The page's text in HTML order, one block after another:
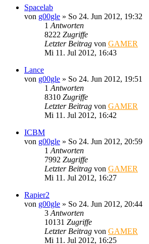
Spacelab
von g00gle » So 24. Jun 2012, 19:32
1 Antworten
8222 Zugriffe
Letzter Beitrag von GAMER
Mi 11. Jul 2012, 16:43
Lance
von g00gle » So 24. Jun 2012, 19:51
1 Antworten
8310 Zugriffe
Letzter Beitrag von GAMER
Mi 11. Jul 2012, 16:42
ICBM
von g00gle » So 24. Jun 2012, 20:59
1 Antworten
7992 Zugriffe
Letzter Beitrag von GAMER
Mi 11. Jul 2012, 16:27
Rapier2
von g00gle » So 24. Jun 2012, 20:44
3 Antworten
10131 Zugriffe
Letzter Beitrag von GAMER
Mi 11. Jul 2012, 16:25